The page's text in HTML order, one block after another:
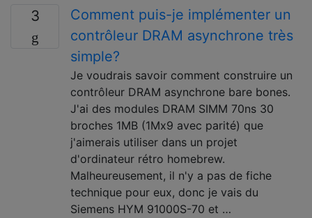
3
Comment puis-je implémenter un
contrôleur DRAM asynchrone très
simple?
Je voudrais savoir comment construire un
contrôleur DRAM asynchrone bare bones.
J'ai des modules DRAM SIMM 70ns 30
broches 1MB (1Mx9 avec parité) que
j'aimerais utiliser dans un projet
d'ordinateur rétro homebrew.
Malheureusement, il n'y a pas de fiche
technique pour eux, donc je vais du
Siemens HYM 91000S-70 et …